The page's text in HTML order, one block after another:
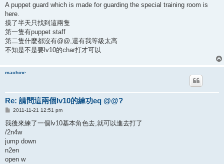
A puppet guard which is made for guarding the special training room is
here.
摸了半天只找到這兩隻
第一隻有puppet staff
第二隻什麼都沒有@@,還有我等級太高
不知是不是要lv10的char打才可以
machine
Re: 請問這兩個lv10的練功eq @@?
P
s
t
2011-11-21 12:51 pm
我後來練了一個lv10基本角色去,就可以進去打了
/2n4w
jump down
n2en
open w